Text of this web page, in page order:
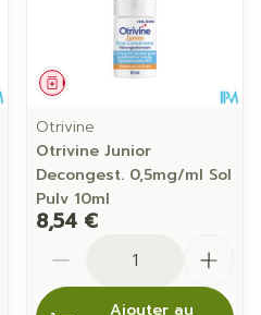
Médicament
Otrivine
Otrivine Junior
Decongest. 0,5mg/ml Sol
Pulv 10ml
8,54 €
Ajouter au